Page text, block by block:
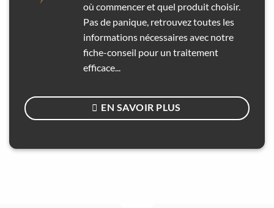
où commencer et quel produit choisir.
Pas de panique, retrouvez toutes les
informations nécessaires avec notre
fiche-conseil pour un traitement
efficace...
EN SAVOIR PLUS